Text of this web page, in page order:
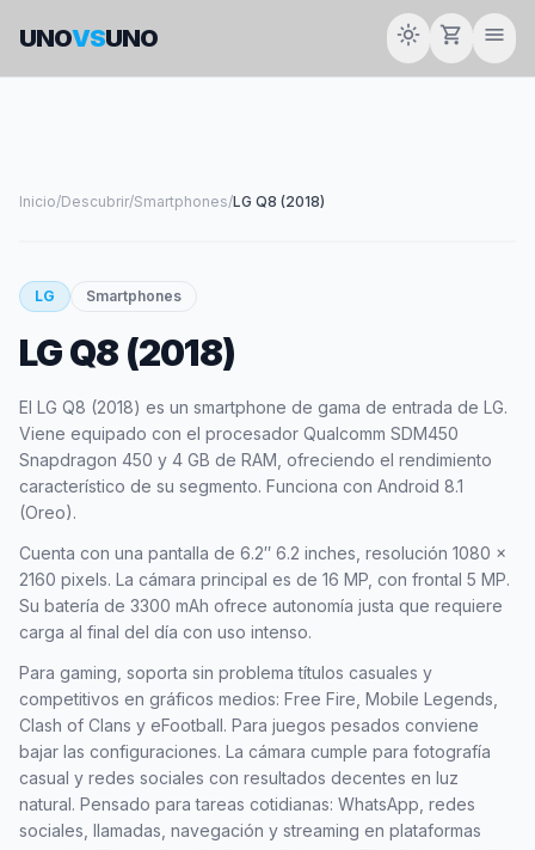
UNOVSUNO light_mode shopping_cart menu
Inicio/Descubrir/Smartphones/LG Q8 (2018)
smartphone
LG
LG Smartphones
LG Q8 (2018)
El LG Q8 (2018) es un smartphone de gama de entrada de LG.
Viene equipado con el procesador Qualcomm SDM450
Snapdragon 450 y 4 GB de RAM, ofreciendo el rendimiento
característico de su segmento. Funciona con Android 8.1
(Oreo).
Cuenta con una pantalla de 6.2″ 6.2 inches, resolución 1080 x
2160 pixels. La cámara principal es de 16 MP, con frontal 5 MP.
Su batería de 3300 mAh ofrece autonomía justa que requiere
carga al final del día con uso intenso.
Para gaming, soporta sin problema títulos casuales y
competitivos en gráficos medios: Free Fire, Mobile Legends,
Clash of Clans y eFootball. Para juegos pesados conviene
bajar las configuraciones. La cámara cumple para fotografía
casual y redes sociales con resultados decentes en luz
natural. Pensado para tareas cotidianas: WhatsApp, redes
sociales, llamadas, navegación y streaming en plataformas